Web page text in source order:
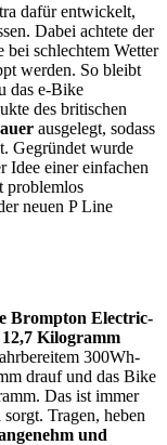
dafür entwickelt,
Dabei achtete der
bei schlechtem Wetter
werden. So bleibt
das e-Bike
des britischen
ausgelegt, sodass
Gegründet wurde
Idee einer einfachen
problemlos
neuen P Line
Brompton Electric-
12,7 Kilogramm
300Wh-
drauf und das Bike
Das ist immer
Tragen, heben
und